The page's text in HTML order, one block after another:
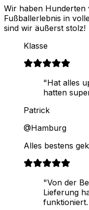
Wir haben
Fußballerlebnis in
sind wir äußerst stolz!
Klasse
"Hat alles
hatten
Patrick
@Hamburg
Alles bestens
"Von der
Lieferung